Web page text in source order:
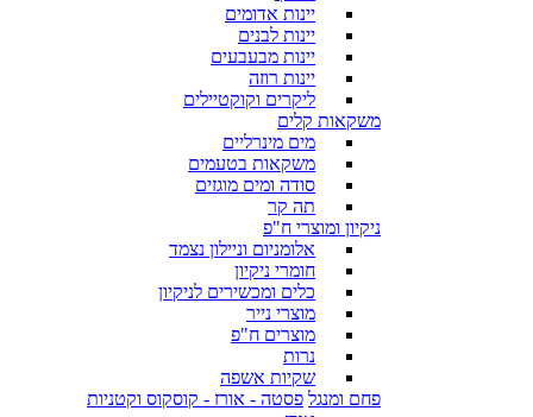
יינות אדומים
יינות לבנים
יינות מבעבעים
יינות רוזה
ליקרים וקוקטיילים
משקאות קלים
מים מינרליים
משקאות בטעמים
סודה ומים מוגזים
תה קר
ניקיון ומוצרי ח"פ
אלומניום וניילון נצמד
חומרי ניקיון
כלים ומכשירים לניקיון
מוצרי נייר
מוצרים ח"פ
נרות
שקיות אשפה
פחם ומנגל פסטה - אורז - קוסקוס וקטניות